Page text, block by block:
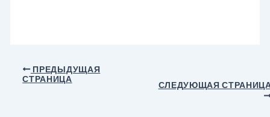
Навигация
ПРЕДЫДУЩАЯ
СТРАНИЦА
СЛЕДУЮЩАЯ